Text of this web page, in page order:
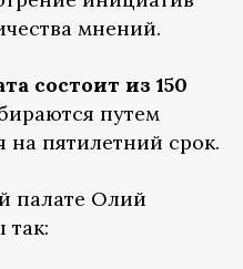
мнений.
состоит из 150
путем
на пятилетний срок.
палате Олий
так: